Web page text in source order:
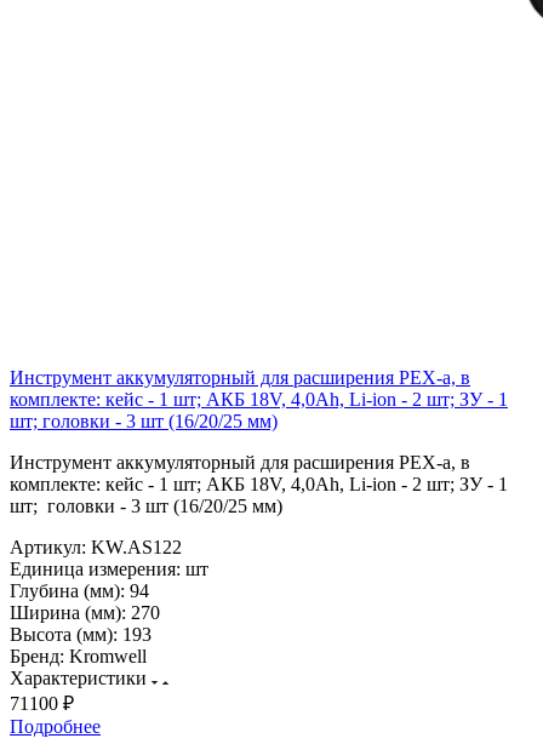
Инструмент аккумуляторный для расширения PEX-a, в
комплекте: кейс - 1 шт; АКБ 18V, 4,0Ah, Li-ion - 2 шт; ЗУ - 1
шт; головки - 3 шт (16/20/25 мм)
Инструмент аккумуляторный для расширения PEX-a, в
комплекте: кейс - 1 шт; АКБ 18V, 4,0Ah, Li-ion - 2 шт; ЗУ - 1
шт; головки - 3 шт (16/20/25 мм)
Артикул: KW.AS122
Единица измерения: шт
Глубина (мм): 94
Ширина (мм): 270
Высота (мм): 193
Бренд: Kromwell
Характеристики
71100 ₽
Подробнее